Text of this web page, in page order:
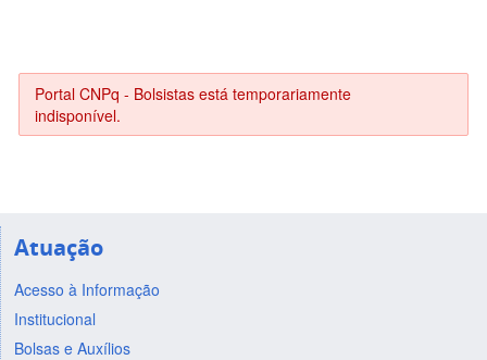
Portal CNPq - Bolsistas está temporariamente
indisponível.
Atuação
Acesso à Informação
Institucional
Bolsas e Auxílios